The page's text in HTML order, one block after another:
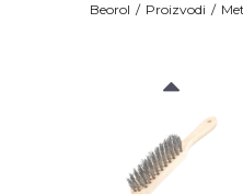
Beorol Proizvodi